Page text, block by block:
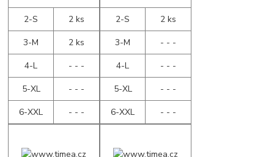
2-S
2 ks
3-M
2 ks
4-L
- - -
5-XL
- - -
6-XXL
- - -
2-S
2 ks
3-M
- - -
4-L
- - -
5-XL
- - -
6-XXL
- - -